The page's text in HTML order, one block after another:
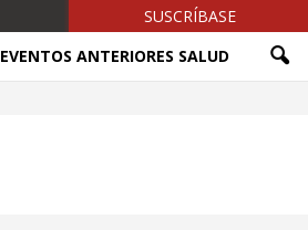
SUSCRÍBASE
EVENTOS ANTERIORES SALUD